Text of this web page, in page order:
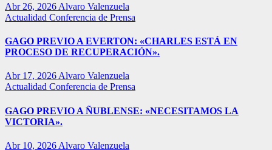
Abr 26, 2026 Alvaro Valenzuela
Actualidad Conferencia de Prensa
GAGO PREVIO A EVERTON: «CHARLES ESTÁ EN
PROCESO DE RECUPERACIÓN».
Abr 17, 2026 Alvaro Valenzuela
Actualidad Conferencia de Prensa
GAGO PREVIO A ÑUBLENSE: «NECESITAMOS LA
VICTORIA».
Abr 10, 2026 Alvaro Valenzuela